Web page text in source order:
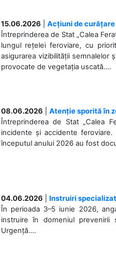
15.06.2026
Acțiuni de
Întreprinderea de Stat „Calea
lungul rețelei feroviare, cu
asigurarea vizibilității semnalelor
provocate de vegetația uscată....
08.06.2026
Atenție sporită în
Întreprinderea de Stat „Calea
incidente și accidente
începutul anului 2026 au fost
04.06.2026
Instruiri
În perioada 3–5 iunie 2026,
instruire în domeniul prevenirii
Urgență....